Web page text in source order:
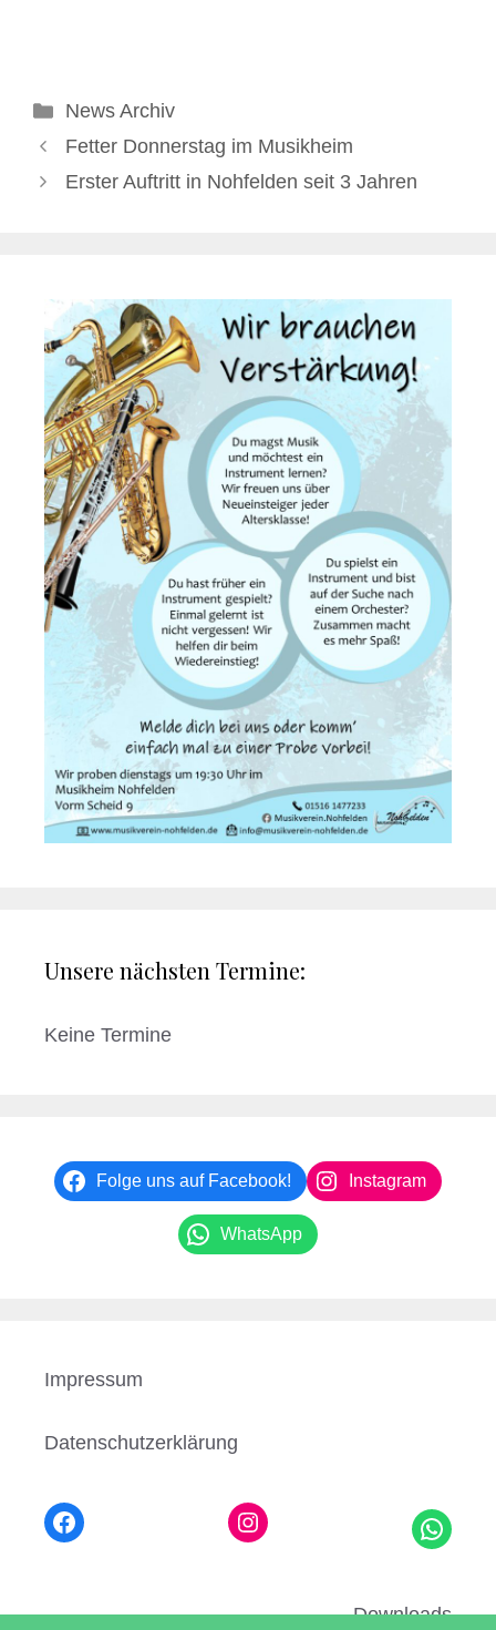
News Archiv
Fetter Donnerstag im Musikheim
Erster Auftritt in Nohfelden seit 3 Jahren
Unsere nächsten Termine:
Keine Termine
Folge uns auf Facebook! Instagram
WhatsApp
Impressum
Datenschutzerklärung
Downloads